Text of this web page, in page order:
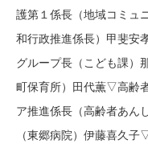
護第１係長（地域コミュ
和行政推進係長）甲斐安
グループ長（こども課）
町保育所）田代薫▽高齢
ア推進係長（高齢者あん
（東郷病院）伊藤喜久